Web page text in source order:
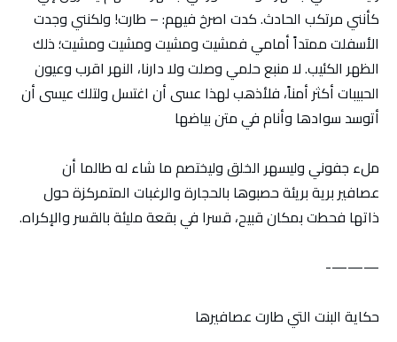
كأنني مرتكب الحادث. كدت اصرخ فيهم: – طارت! ولكنني وجدت
الأسفلت ممتداً أمامي فمشيت ومشيت ومشيت ومشيت؛ ذلك
الظهر الكئيب. لا منبع حلمي وصلت ولا دارنا، النهر اقرب وعيون
الحبيبات أكثر أمناً، فلأذهب لهذا عسى أن اغتسل ولتلك عيسى أن
أتوسد سوادها وأنام في متن بياضها
ملء جفوني وليسهر الخلق وليختصم ما شاء له طالما أن
عصافير برية بريئة حصبوها بالحجارة والرغبات المتمركزة حول
ذاتها فحطت بمكان قبيح، قسرا في بقعة مليئة بالقسر والإكراه.
———-
حكاية البنت التي طارت عصافيرها